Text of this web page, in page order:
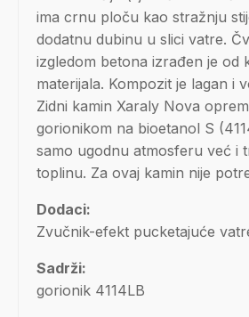
ima crnu ploču kao stražnju
dodatnu dubinu u slici vatre.
izgledom betona izrađen je od
materijala. Kompozit je lagan i
Zidni kamin Xaraly Nova
gorionikom na bioetanol S
samo ugodnu atmosferu već i
toplinu. Za ovaj kamin nije
Dodaci:
Zvučnik-efekt pucketajuće
Sadrži:
gorionik 4114LB